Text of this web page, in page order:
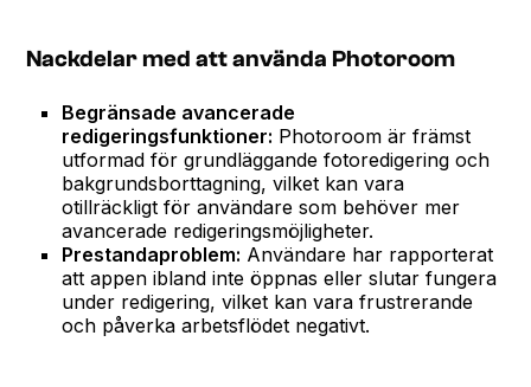
Nackdelar med att använda Photoroom
Begränsade avancerade
redigeringsfunktioner: Photoroom är främst
utformad för grundläggande fotoredigering och
bakgrundsborttagning, vilket kan vara
otillräckligt för användare som behöver mer
avancerade redigeringsmöjligheter.
Prestandaproblem: Användare har rapporterat
att appen ibland inte öppnas eller slutar fungera
under redigering, vilket kan vara frustrerande
och påverka arbetsflödet negativt.